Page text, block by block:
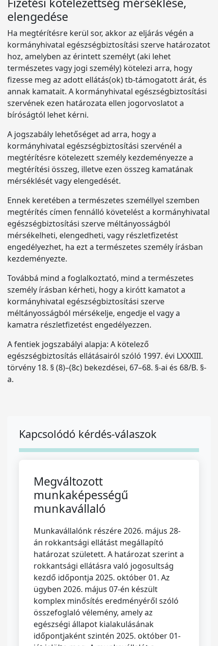
elengedése
Ha megtérítésre kerül sor, akkor az eljárás végén a
kormányhivatal egészségbiztosítási szerve határozatot
hoz, amelyben az érintett személyt (aki lehet
természetes vagy jogi személy) kötelezi arra, hogy
fizesse meg az adott ellátás(ok) tb-támogatott árát, és
annak kamatait. A kormányhivatal egészségbiztosítási
szervének ezen határozata ellen jogorvoslatot a
bíróságtól lehet kérni.
A jogszabály lehetőséget ad arra, hogy a
kormányhivatal egészségbiztosítási szervénél a
megtérítésre kötelezett személy kezdeményezze a
megtérítési összeg, illetve ezen összeg kamatának
mérséklését vagy elengedését.
Ennek keretében a természetes személlyel szemben
megtérítés címen fennálló követelést a kormányhivatal
egészségbiztosítási szerve méltányosságból
mérsékelheti, elengedheti, vagy részletfizetést
engedélyezhet, ha ezt a természetes személy írásban
kezdeményezte.
Továbbá mind a foglalkoztató, mind a természetes
személy írásban kérheti, hogy a kirótt kamatot a
kormányhivatal egészségbiztosítási szerve
méltányosságból mérsékelje, engedje el vagy a
kamatra részletfizetést engedélyezzen.
A fentiek jogszabályi alapja: A kötelező
egészségbiztosítás ellátásairól szóló 1997. évi LXXXIII.
törvény 18. § (8)–(8c) bekezdései, 67–68. §-ai és 68/B. §-
a.
Kapcsolódó kérdés-válaszok
Megváltozott
munkaképességű
munkavállaló
Munkavállalónk részére 2026. május 28-
án rokkantsági ellátást megállapító
határozat született. A határozat szerint a
rokkantsági ellátásra való jogosultság
kezdő időpontja 2025. október 01. Az
ügyben 2026. május 07-én készült
komplex minősítés eredményéről szóló
összefoglaló vélemény, amely az
egészségi állapot kialakulásának
időpontjaként szintén 2025. október 01-